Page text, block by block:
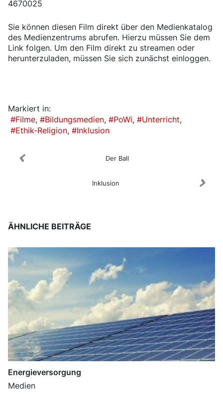
4670025
Sie können diesen Film direkt über den Medienkatalog
des Medienzentrums abrufen. Hierzu müssen Sie dem
Link folgen. Um den Film direkt zu streamen oder
herunterzuladen, müssen Sie sich zunächst einloggen.
Markiert in:
Filme
Bildungsmedien PoWi
Unterricht
Ethik-Religion
Inklusion
Der Ball
Inklusion
ÄHNLICHE BEITRÄGE
Energieversorgung
Medien